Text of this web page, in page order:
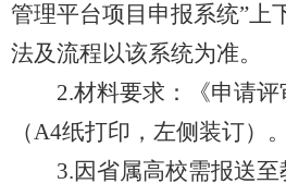
管理平台项目申报系统”上
法及流程以该系统为准。
2.材料要求：《申请评
（A4纸打印，左侧装订）。
3.因省属高校需报送至